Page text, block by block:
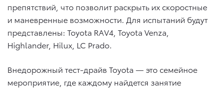
препятствий, что позволит раскрыть их скоростные
и маневренные возможности. Для испытаний будут
представлены: Toyota RAV4, Toyota Venza,
Highlander, Hilux, LC Prado.
Внедорожный тест-драйв Toyota — это семейное
мероприятие, где каждому найдется занятие